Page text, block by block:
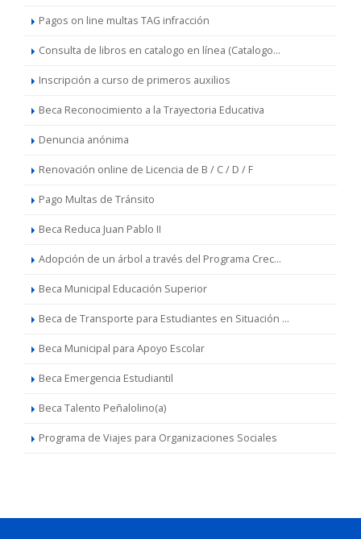
Pagos on line multas TAG infracción
Consulta de libros en catalogo en línea (Catalogo...
Inscripción a curso de primeros auxilios
Beca Reconocimiento a la Trayectoria Educativa
Denuncia anónima
Renovación online de Licencia de B / C / D / F
Pago Multas de Tránsito
Beca Reduca Juan Pablo II
Adopción de un árbol a través del Programa Crec...
Beca Municipal Educación Superior
Beca de Transporte para Estudiantes en Situación ...
Beca Municipal para Apoyo Escolar
Beca Emergencia Estudiantil
Beca Talento Peñalolino(a)
Programa de Viajes para Organizaciones Sociales